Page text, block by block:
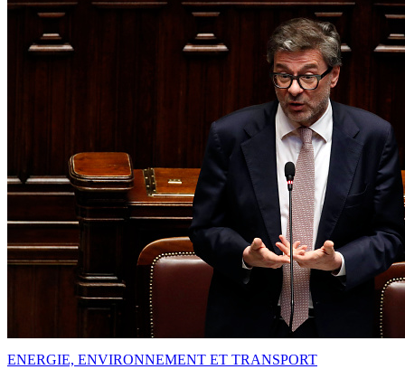
ENERGIE, ENVIRONNEMENT ET TRANSPORT